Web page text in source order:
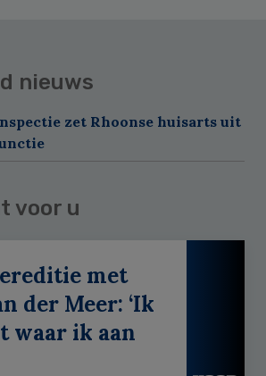
nieuws
zet Rhoonse huisarts uit
voor u
met
der Meer: ‘Ik
waar ik aan